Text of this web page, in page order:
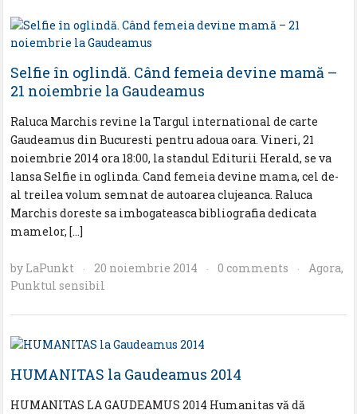
Selfie în oglindă. Când femeia devine mamă –
21 noiembrie la Gaudeamus
Raluca Marchis revine la Targul international de carte
Gaudeamus din Bucuresti pentru adoua oara. Vineri, 21
noiembrie 2014 ora 18:00, la standul Editurii Herald, se va
lansa Selfie in oglinda. Cand femeia devine mama, cel de-
al treilea volum semnat de autoarea clujeanca. Raluca
Marchis doreste sa imbogateasca bibliografia dedicata
mamelor, […]
by LaPunkt · 20 noiembrie 2014 · 0 comments · Agora,
Punktul sensibil
HUMANITAS la Gaudeamus 2014
HUMANITAS LA GAUDEAMUS 2014 Humanitas vă dă